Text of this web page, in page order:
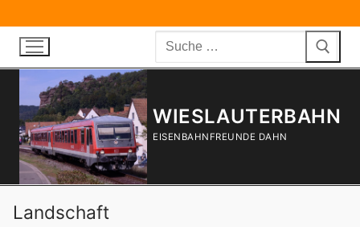
Inhalt
springen
Suchen
nach:
WIESLAUTERBAHN
EISENBAHNFREUNDE DAHN
Landschaft